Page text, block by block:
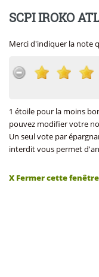
SCPI IROKO
Merci d'indiquer la note
1 étoile pour la moins
pouvez modifier votre
Un seul vote par
interdit vous permet
X Fermer cette fenêtre